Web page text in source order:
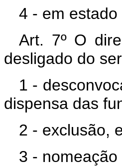
4 - em
Art. 7º O
desligado do
1 -
dispensa das
2 - exclusão,
3 -